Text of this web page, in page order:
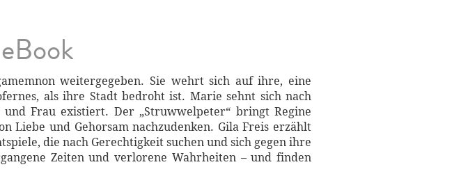
weitergegeben. Sie wehrt sich auf ihre, eine
als ihre Stadt bedroht ist. Marie sehnt sich nach
Frau existiert. Der „Struwwelpeter“ bringt Regine
Liebe und Gehorsam nachzudenken. Gila Freis erzählt
die nach Gerechtigkeit suchen und sich gegen ihre
Zeiten und verlorene Wahrheiten – und finden